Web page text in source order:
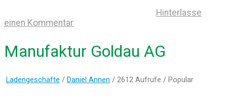
Hinterlasse
einen Kommentar
Manufaktur Goldau AG
Ladengeschäfte / Daniel Annen / 2612 Aufrufe / Popular